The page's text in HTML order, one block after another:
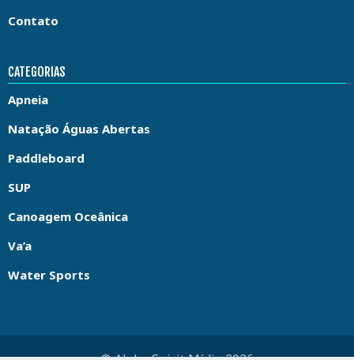
Contato
CATEGORIAS
Apneia
Natação Águas Abertas
Paddleboard
SUP
Canoagem Oceânica
Va’a
Water Sports